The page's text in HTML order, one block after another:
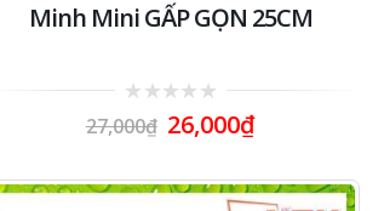
Minh Mini GẤP GỌN 25CM
0
out
27,000₫ 26,000₫